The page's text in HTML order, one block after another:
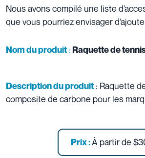
Nous avons compilé une liste
que vous pourriez envisager
Nom du produit: Raquette de
Description du produit : Raquette
composite de carbone pour les
Prix :À partir de